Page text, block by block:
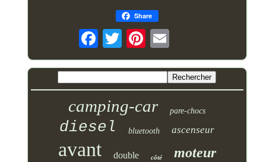
Share
camping-car pare-chocs
diesel bluetooth ascenseur
avant double côté moteur